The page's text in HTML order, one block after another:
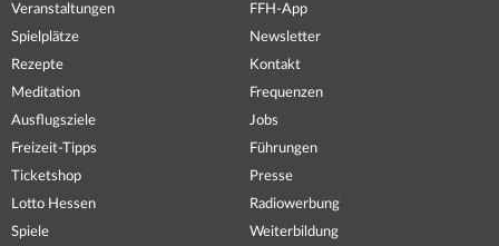
Veranstaltungen
Spielplätze
Rezepte
Meditation
Ausflugsziele
Freizeit-Tipps
Ticketshop
Lotto Hessen
Spiele
FFH-App
Newsletter
Kontakt
Frequenzen
Jobs
Führungen
Presse
Radiowerbung
Weiterbildung